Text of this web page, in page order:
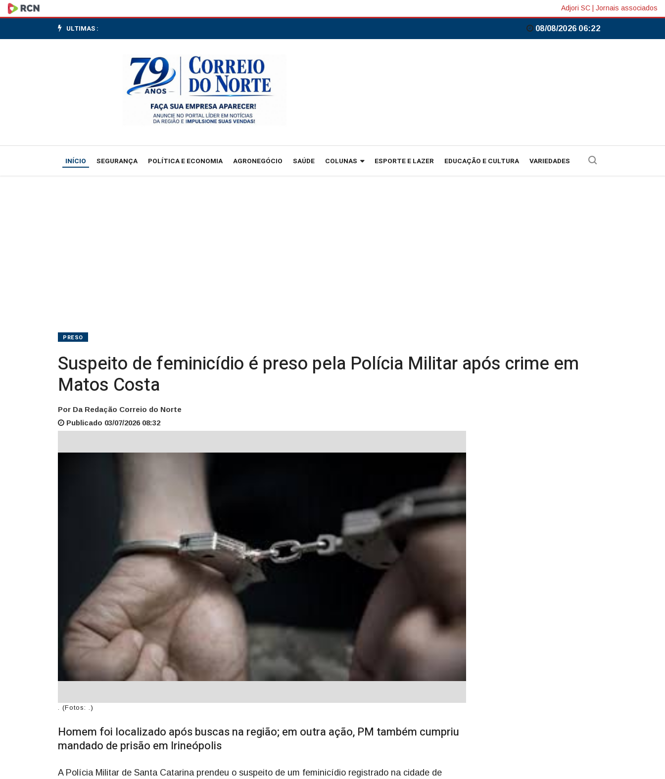
Suspeito
de
Polícia
Adjori SC Jornais associados
ULTIMAS : 08/08/2026 06:22
INÍCIO SEGURANÇA POLÍTICA E ECONOMIA AGRONEGÓCIO SAÚDE COLUNAS ESPORTE E LAZER EDUCAÇÃO E CULTURA VARIEDADES
PRESO
Suspeito de feminicídio é preso pela Polícia Militar após crime em
Matos Costa
Por Da Redação Correio do Norte
Publicado 03/07/2026 08:32
. (Fotos: .)
Homem foi localizado após buscas na região; em outra ação, PM também cumpriu
mandado de prisão em Irineópolis
A Polícia Militar de Santa Catarina prendeu o suspeito de um feminicídio registrado na cidade de